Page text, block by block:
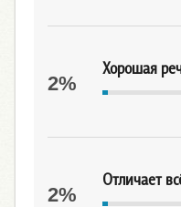
Хорошая
2%
Отличает
2%